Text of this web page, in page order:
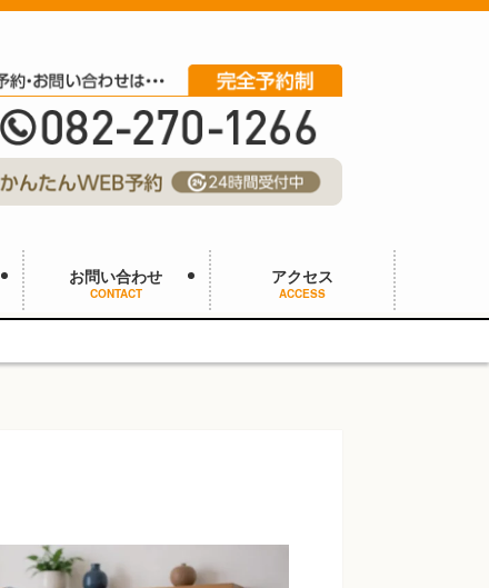
お問い合わせ
CONTACT
アクセス
ACCESS